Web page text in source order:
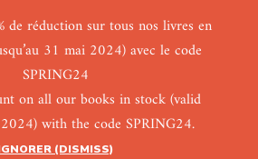
de réduction sur tous nos livres en
31 mai 2024) avec le code
SPRING24
on all our books in stock (valid
with the code SPRING24.
(DISMISS)
0 0